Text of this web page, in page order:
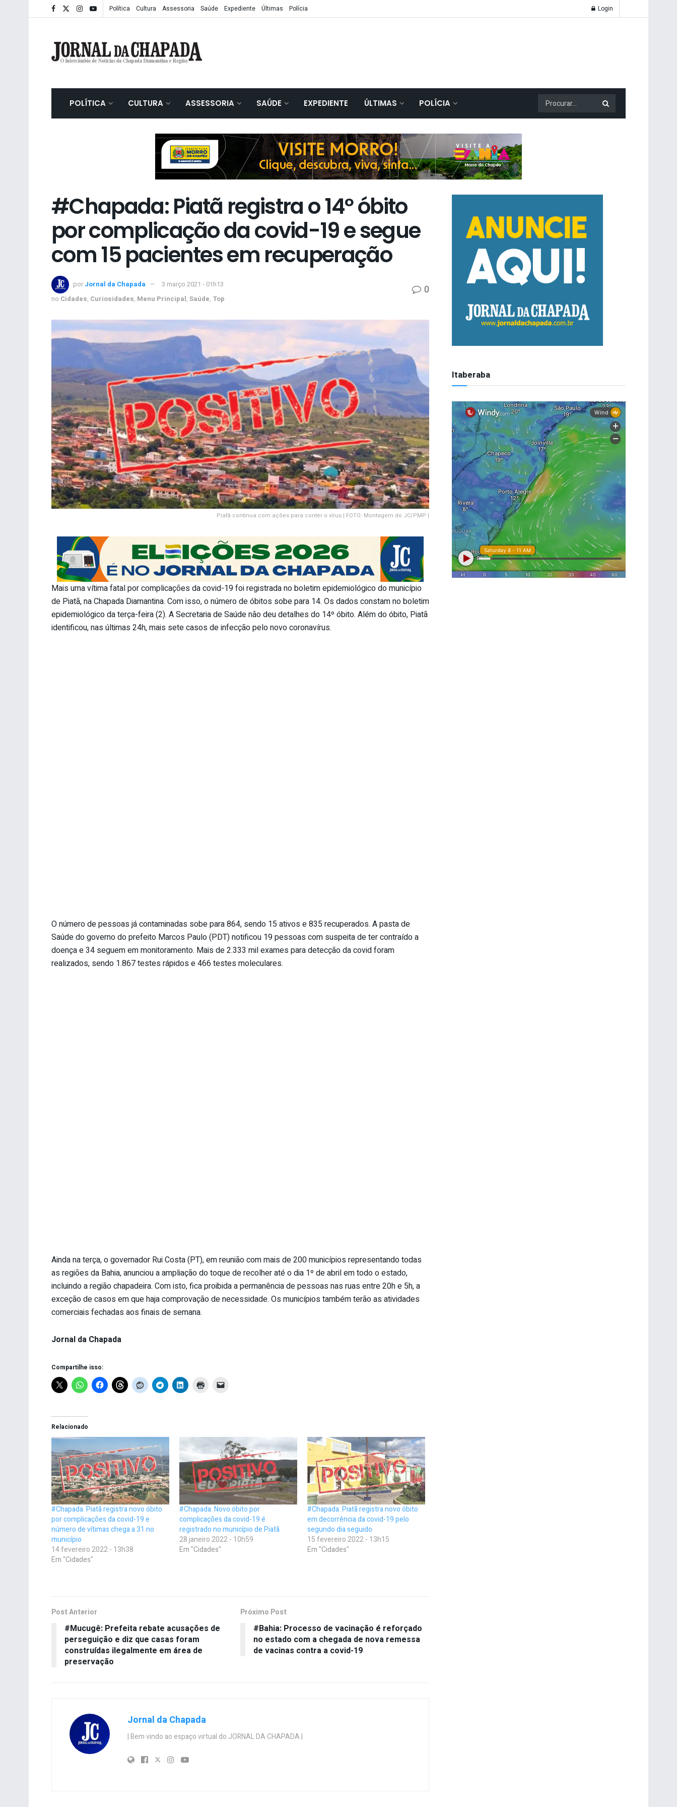
Política Cultura Assessoria Saúde Expediente Últimas Polícia Login
POLÍTICA CULTURA ASSESSORIA SAÚDE EXPEDIENTE ÚLTIMAS POLÍCIA
#Chapada: Piatã registra o 14º óbito
por complicação da covid-19 e segue
com 15 pacientes em recuperação
por Jornal da Chapada
3 março 2021 - 01h13
no Cidades, Curiosidades, Menu Principal, Saúde, Top
0
Piatã continua com ações para conter o vírus | FOTO: Montagem do JC/PMP |
Mais uma vítima fatal por complicações da covid-19 foi registrada no boletim epidemiológico do município
de Piatã, na Chapada Diamantina. Com isso, o número de óbitos sobe para 14. Os dados constam no boletim
epidemiológico da terça-feira (2). A Secretaria de Saúde não deu detalhes do 14º óbito. Além do óbito, Piatã
identificou, nas últimas 24h, mais sete casos de infecção pelo novo coronavírus.
O número de pessoas já contaminadas sobe para 864, sendo 15 ativos e 835 recuperados. A pasta de
Saúde do governo do prefeito Marcos Paulo (PDT) notificou 19 pessoas com suspeita de ter contraído a
doença e 34 seguem em monitoramento. Mais de 2.333 mil exames para detecção da covid foram
realizados, sendo 1.867 testes rápidos e 466 testes moleculares.
Ainda na terça, o governador Rui Costa (PT), em reunião com mais de 200 municípios representando todas
as regiões da Bahia, anunciou a ampliação do toque de recolher até o dia 1º de abril em todo o estado,
incluindo a região chapadeira. Com isto, fica proibida a permanência de pessoas nas ruas entre 20h e 5h, a
exceção de casos em que haja comprovação de necessidade. Os municípios também terão as atividades
comerciais fechadas aos finais de semana.
Jornal da Chapada
Compartilhe isso:
Relacionado
#Chapada: Piatã registra novo óbito
por complicações da covid-19 e
número de vítimas chega a 31 no
município
14 fevereiro 2022 - 13h38
Em "Cidades"
#Chapada: Novo óbito por
complicações da covid-19 é
registrado no município de Piatã
28 janeiro 2022 - 10h59
Em "Cidades"
#Chapada: Piatã registra novo óbito
em decorrência da covid-19 pelo
segundo dia seguido
15 fevereiro 2022 - 13h15
Em "Cidades"
Post Anterior
#Mucugê: Prefeita rebate acusações de
perseguição e diz que casas foram
construídas ilegalmente em área de
preservação
Próximo Post
#Bahia: Processo de vacinação é reforçado
no estado com a chegada de nova remessa
de vacinas contra a covid-19
Jornal da Chapada
| Bem vindo ao espaço virtual do JORNAL DA CHAPADA |
Itaberaba